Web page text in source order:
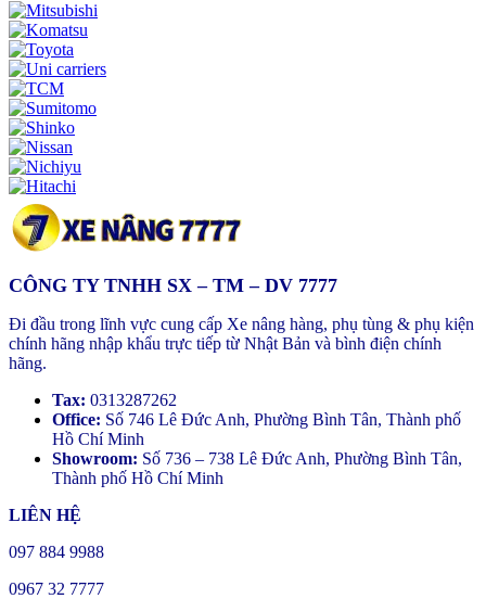
CÔNG TY TNHH SX – TM – DV 7777
Đi đầu trong lĩnh vực cung cấp Xe nâng hàng, phụ tùng & phụ kiện
chính hãng nhập khẩu trực tiếp từ Nhật Bản và bình điện chính
hãng.
Tax: 0313287262
Office: Số 746 Lê Đức Anh, Phường Bình Tân, Thành phố
Hồ Chí Minh
Showroom: Số 736 – 738 Lê Đức Anh, Phường Bình Tân,
Thành phố Hồ Chí Minh
LIÊN HỆ
097 884 9988
0967 32 7777